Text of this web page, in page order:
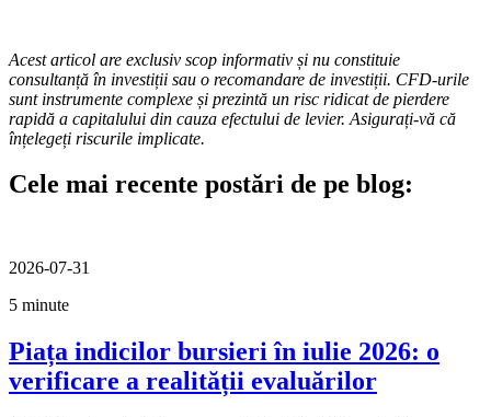
Acest articol are exclusiv scop informativ și nu constituie
consultanță în investiții sau o recomandare de investiții. CFD-urile
sunt instrumente complexe și prezintă un risc ridicat de pierdere
rapidă a capitalului din cauza efectului de levier. Asigurați-vă că
înțelegeți riscurile implicate.
Cele mai recente postări de pe blog:
2026-07-31
5 minute
Piața indicilor bursieri în iulie 2026: o
verificare a realității evaluărilor